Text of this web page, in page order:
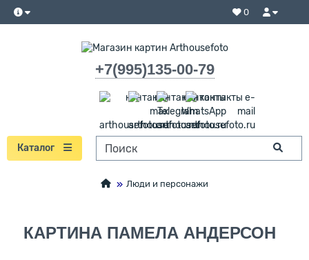
0
+7(995)135-00-79
Каталог
Люди и персонажи
КАРТИНА ПАМЕЛА АНДЕРСОН